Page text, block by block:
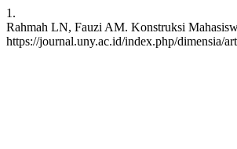
1.
Rahmah LN, Fauzi AM. Konstruksi
https://journal.uny.ac.id/index.php/dimensia/